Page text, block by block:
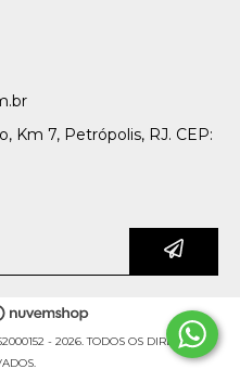
Km 7, Petrópolis, RJ. CEP:
- 2026. TODOS OS DIREITOS